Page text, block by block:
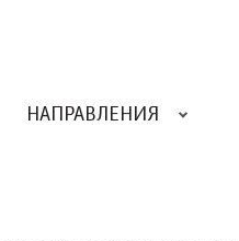
НАПРАВЛЕНИЯ